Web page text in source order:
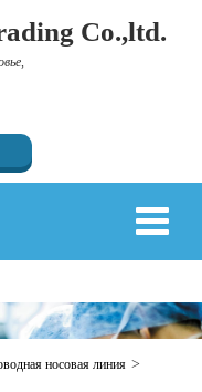
Co.,ltd.
носовая линия